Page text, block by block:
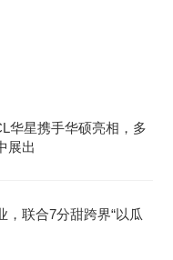
华星携手华硕亮相，多
展出
，联合7分甜跨界“以瓜